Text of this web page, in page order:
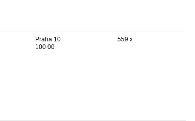
Praha 10
100 00
559 x